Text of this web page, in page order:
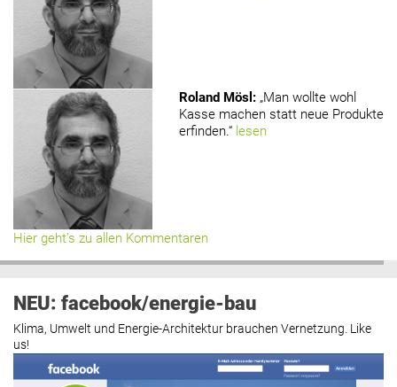
Roland Mösl : „Man wollte wohl
Kasse machen statt neue Produkte
erfinden.“ lesen
Hier geht’s zu allen Kommentaren
NEU: facebook/energie-bau
Klima, Umwelt und Energie-Architektur brauchen Vernetzung. Like
us!